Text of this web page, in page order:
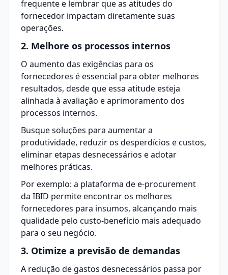
frequente e lembrar que as atitudes do
fornecedor impactam diretamente suas
operações.
2. Melhore os processos internos
O aumento das exigências para os
fornecedores é essencial para obter melhores
resultados, desde que essa atitude esteja
alinhada à avaliação e aprimoramento dos
processos internos.
Busque soluções para aumentar a
produtividade, reduzir os desperdícios ecustos,
eliminar etapas desnecessários e adotar
melhores práticas.
Por exemplo: a plataforma de e-procurement
da IBID permite encontrar os melhores
fornecedores para insumos, alcançando mais
qualidade pelo custo-benefício mais adequado
para o seu negócio.
3. Otimize a previsão de demandas
A redução de gastos desnecessários passa por